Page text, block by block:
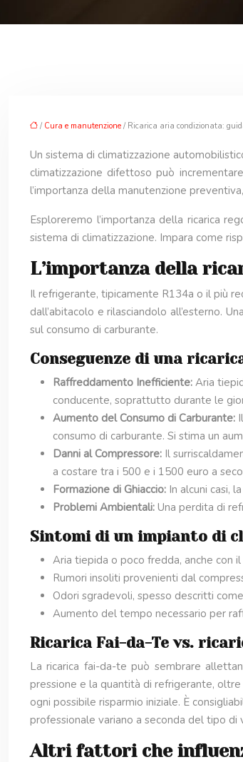
/ Cura e manutenzione / Ricarica aria condizionata:
Un sistema di climatizzazione
climatizzazione difettoso può
l’importanza della manutenzione
Esploreremo l’importanza della ricarica
sistema di climatizzazione. Impara come
L’importanza della
Il refrigerante, tipicamente R134a o il più
dall’abitacolo e rilasciandolo all’esterno.
sul consumo di carburante.
Conseguenze di una
Raffreddamento Inefficiente: Aria
conducente, soprattutto durante le
Aumento del Consumo di Carburante:
consumo di carburante. Si stima un
Danni al Compressore: Il
a costare tra i 500 e i 1500 euro a
Formazione di Ghiaccio: In alcuni casi,
Problemi Ambientali: Una perdita di
Sintomi di un impianto di
Aria tiepida o poco fredda, anche con
Rumori insoliti provenienti dal
Odori sgradevoli, spesso descritti
Aumento del tempo necessario per
Ricarica Fai-da-Te vs.
La ricarica fai-da-te può sembrare
pressione e la quantità di refrigerante,
ogni possibile risparmio iniziale. È
professionale variano a seconda del tipo
Altri fattori che